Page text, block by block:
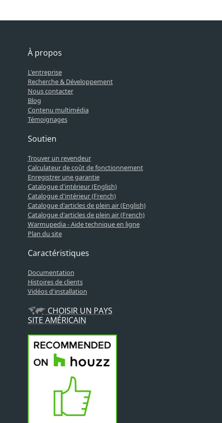
À propos
L'entreprise
Recherche & Développement
Nous contacter
Blog
Contenu multimédia
Témoignages
Soutien
Trouver un revendeur
Calculateur de coût de fonctionnement
Enregistrer une garantie
Catalogue d'intérieur (English)
Catalogue d'intérieur (French)
Catalogue d'articles de plein air (English)
Catalogue d'articles de plein air (French)
Warmupedia - Aide technique en ligne
Plan du site
Caractéristiques
Documentation
Histoires de clients
Vidéos d'installation
CHOISIR UN PAYS
SITE AMÉRICAIN